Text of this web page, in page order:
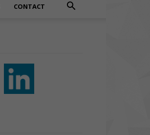
CONTACT